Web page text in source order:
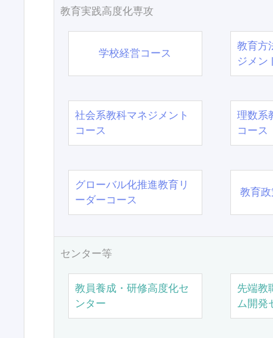
教育実践高度化専攻
学校経営コース
教育方
ジメン
社会系教科マネジメント
コース
理数系
コース
グローバル化推進教育リ
ーダーコース
教育
センター等
教員養成・研修高度化セ
ンター
先端教
ム開発